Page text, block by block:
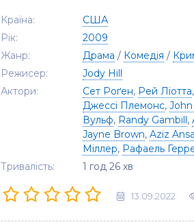
Країна:
США
Рік:
2009
Жанр:
Драма / Комедія /
Режисер:
Jody Hill
Актори:
Сет Роґен, Рей Ліотта,
Джессі Племонс,
Вульф, Randy Gambill,
Jayne Brown, Aziz
Міллер, Рафаель
Тривалість:
1 год 26 хв
13.09.2022